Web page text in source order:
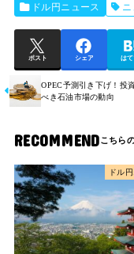
ドル円ニュース
ポスト シェア はて
OPEC予測引き下げ！投
べき石油市場の動向
RECOMMEND
ドル